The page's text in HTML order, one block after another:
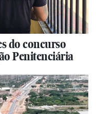
do concurso
Penitenciária